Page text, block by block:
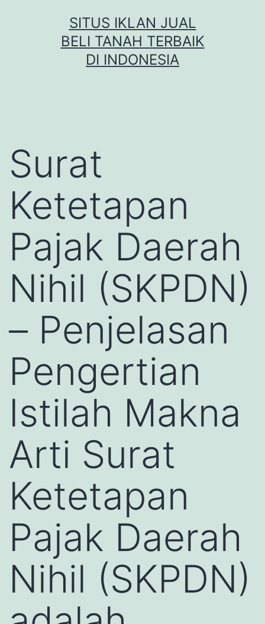
SITUS IKLAN JUAL
BELI TANAH TERBAIK
DI INDONESIA
Surat
Ketetapan
Pajak Daerah
Nihil (SKPDN)
– Penjelasan
Pengertian
Istilah Makna
Arti Surat
Ketetapan
Pajak Daerah
Nihil (SKPDN)